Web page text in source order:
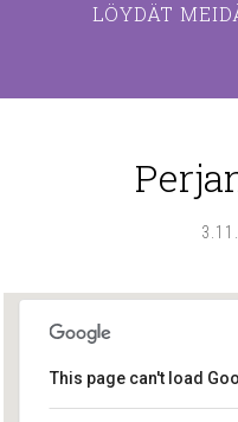
LÖYDÄT
This page can't load